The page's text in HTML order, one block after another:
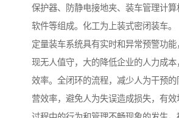
保护器、防静电接地夹、装车管理计算
软件等组成。化工为上装式密闭装车。
定量装车系统具有实时和异常预警功
现无人值守，大的降低企业的人力成
效率。全闭环的流程，减少人为干预
营效率，避免人为失误造成损失，有